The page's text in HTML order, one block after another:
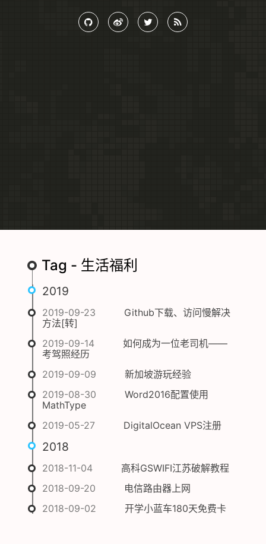
Tag - 生活福利
2019
2019-09-23
Github下载、访问慢解决
方法[转]
2019-09-14
如何成为一位老司机——
考驾照经历
2019-09-09
新加坡游玩经验
2019-08-30
Word2016配置使用
MathType
2019-05-27
DigitalOcean VPS注册
2018
2018-11-04
高科GSWIFI江苏破解教程
2018-09-20
电信路由器上网
2018-09-02
开学小蓝车180天免费卡